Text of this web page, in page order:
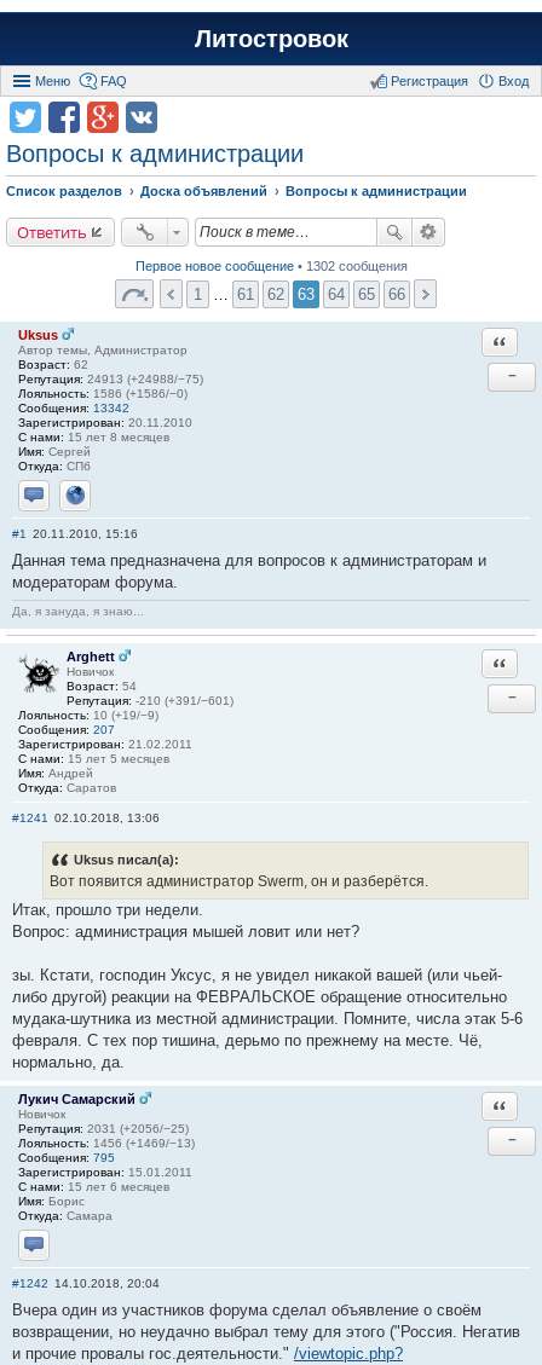
Литостровок
Меню FAQ Вход
Регистрация
Вопросы к администрации
Список разделов Доска объявлений Вопросы к администрации
Ответить
Первое новое сообщение• 1302 сообщения
1 61 62 63 64 65 66
Uksus
Автор темы, Администратор
Возраст: 62
Репутация: 24913 (+24988/−75)
Лояльность: 1586 (+1586/−0)
Сообщения: 13342
Зарегистрирован: 20.11.2010
С нами: 15 лет 8 месяцев
Имя: Сергей
Откуда: СПб
Отправить личное сообщение
Сайт
−
#1 20.11.2010, 15:16
Данная тема предназначена для вопросов к администраторам и
модераторам форума.
Да, я зануда, я знаю...
Arghett
Новичок
Возраст: 54
Репутация: -210 (+391/−601)
Лояльность: 10 (+19/−9)
Сообщения: 207
Зарегистрирован: 21.02.2011
С нами: 15 лет 5 месяцев
Имя: Андрей
Откуда: Саратов
−
#1241 02.10.2018, 13:06
Uksus писал(а):
Вот появится администратор Swerm, он и разберётся.
Итак, прошло три недели.
Вопрос: администрация мышей ловит или нет?
зы. Кстати, господин Уксус, я не увидел никакой вашей (или чьей-
либо другой) реакции на ФЕВРАЛЬСКОЕ обращение относительно
мудака-шутника из местной администрации. Помните, числа этак 5-6
февраля. С тех пор тишина, дерьмо по прежнему на месте. Чё,
нормально, да.
Лукич Самарский
Новичок
Репутация: 2031 (+2056/−25)
Лояльность: 1456 (+1469/−13)
Сообщения: 795
Зарегистрирован: 15.01.2011
С нами: 15 лет 6 месяцев
Имя: Борис
Откуда: Самара
Отправить личное сообщение
−
#1242 14.10.2018, 20:04
Вчера один из участников форума сделал объявление о своём
возвращении, но неудачно выбрал тему для этого ("Россия. Негатив
и прочие провалы гос.деятельности." /viewtopic.php?